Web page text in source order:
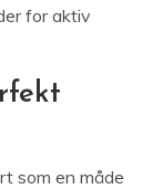
for aktiv
som en måde